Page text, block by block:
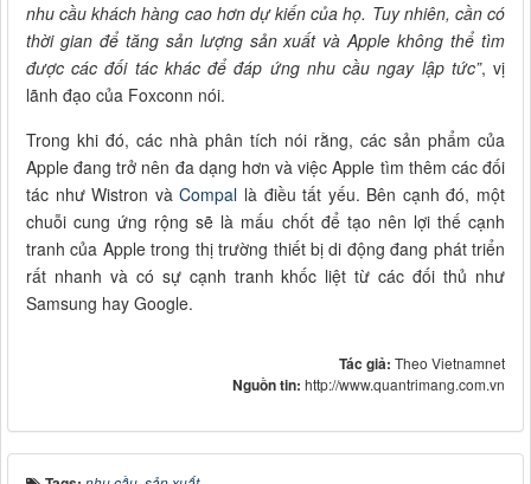
nhu cầu khách hàng cao hơn dự kiến của họ. Tuy nhiên, cần có
thời gian để tăng sản lượng sản xuất và Apple không thể tìm
được các đối tác khác để đáp ứng nhu cầu ngay lập tức”, vị
lãnh đạo của Foxconn nói.
Trong khi đó, các nhà phân tích nói rằng, các sản phẩm của
Apple đang trở nên đa dạng hơn và việc Apple tìm thêm các đối
tác như Wistron vàCompal là điều tất yếu. Bên cạnh đó, một
chuỗi cung ứng rộng sẽ là mấu chốt để tạo nên lợi thế cạnh
tranh của Apple trong thị trường thiết bị di động đang phát triển
rất nhanh và có sự cạnh tranh khốc liệt từ các đối thủ như
Samsung hay Google.
Tác giả: Theo Vietnamnet
Nguồn tin: http://www.quantrimang.com.vn